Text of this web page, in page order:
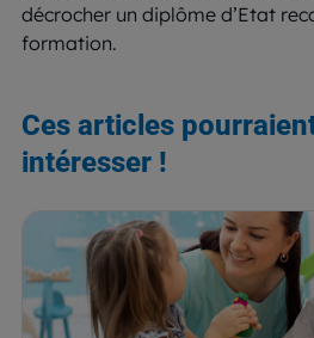
décrocher un diplôme d’Etat
formation.
Ces articles
intéresser !